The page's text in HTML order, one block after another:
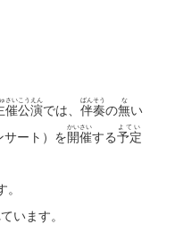
催公演
さいこうえん
では、 伴奏
ばんそう
の無
な
い
サート）を開催
かいさい
する予定
よてい
。
います。